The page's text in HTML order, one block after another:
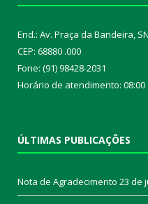
End.: Av. Praça da Bandeira,
CEP: 68880 .000
Fone: (91) 98428-2031
Horário de atendimento: 08:00
ÚLTIMAS PUBLICAÇÕES
Nota de Agradecimento 23 de